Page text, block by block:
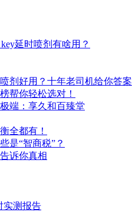
延时喷剂有啥用？
剂好用？十年老司机给你答案
帮你轻松选对！
端：享久和百臻堂
全都有！
是“智商税”？
诉你真相
实测报告